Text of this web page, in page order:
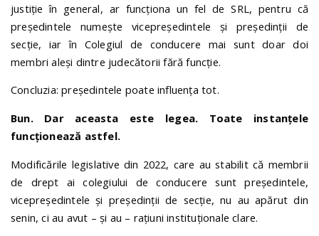
justiție în general, ar funcționa un fel de SRL, pentru că
președintele numește vicepreședintele și președinții de
secție, iar în Colegiul de conducere mai sunt doar doi
membri aleși dintre judecătorii fără funcție.
Concluzia: președintele poate influența tot.
Bun. Dar aceasta este legea. Toate instanțele
funcționează astfel.
Modificările legislative din 2022, care au stabilit că membrii
de drept ai colegiului de conducere sunt președintele,
vicepreședintele și președinții de secție, nu au apărut din
senin, ci au avut – și au – rațiuni instituționale clare.